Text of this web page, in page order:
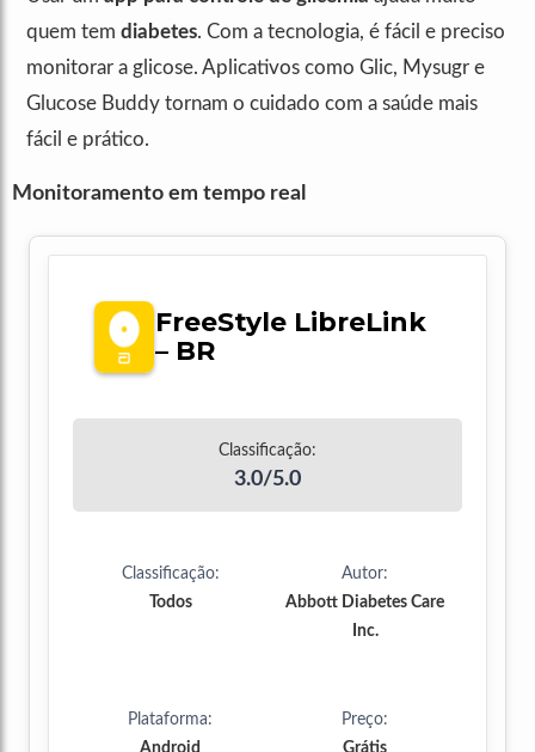
quem tem diabetes. Com a tecnologia, é fácil e preciso
monitorar a glicose. Aplicativos como Glic, Mysugr e
Glucose Buddy tornam o cuidado com a saúde mais
fácil e prático.
Monitoramento em tempo real
FreeStyle LibreLink
– BR
Classificação:
3.0/5.0
Classificação:
Todos
Autor:
Abbott Diabetes Care
Inc.
Plataforma:
Preço: